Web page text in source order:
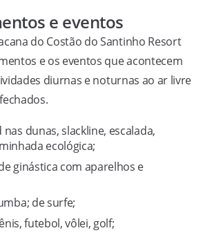
e eventos
do Costão do Santinho Resort
e os eventos que acontecem
diurnas e noturnas ao ar livre
dunas, slackline, escalada,
ecológica;
ginástica com aparelhos e
de surfe;
futebol, vôlei, golf;